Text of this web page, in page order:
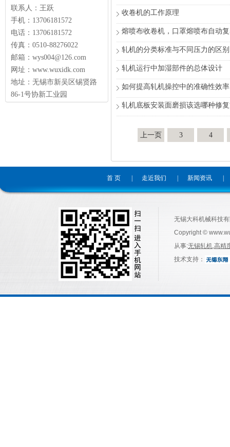
联系人：王跃
手机：13706181572
电话：13706181572
传真：0510-88276022
邮箱：wys004@126.com
网址：www.wuxidk.com
地址：无锡市新吴区锡贤路
86-1号协新工业园
收卷机的工作原理
熔喷布收卷机，口罩熔喷布自动
轧机的分类标准与不同压力的区别
轧机运行中加湿部件的总体设计
如何提高轧机操控中的准确性效率
轧机底板安装面磨损该选哪种修
上一页 3 4
首 页 走近我们 新闻资讯
无锡大科机械科技
Copyright ©
从事:无锡轧机,高精
技术支持：